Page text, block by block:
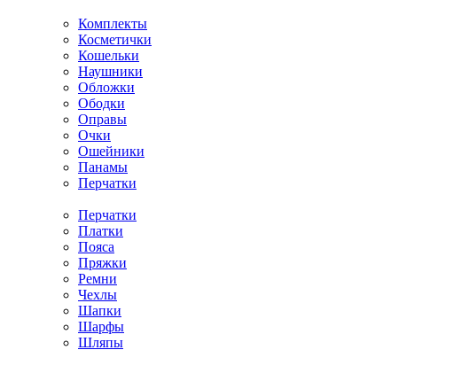
Комплекты
Косметички
Кошельки
Наушники
Обложки
Ободки
Оправы
Очки
Ошейники
Панамы
Перчатки
Перчатки
Платки
Пояса
Пряжки
Ремни
Чехлы
Шапки
Шарфы
Шляпы